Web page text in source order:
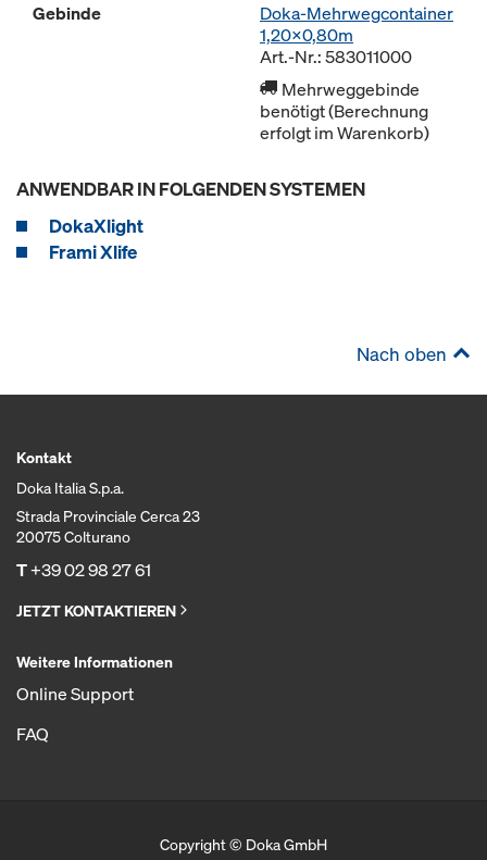
Gebinde
Doka-Mehrwegcontainer
1,20x0,80m
Art.-Nr.: 583011000
Mehrweggebinde
benötigt (Berechnung
erfolgt im Warenkorb)
ANWENDBAR IN FOLGENDEN SYSTEMEN
DokaXlight
Frami Xlife
Nach oben
Kontakt
Doka Italia S.p.a.
Strada Provinciale Cerca 23
20075 Colturano
T+39 02 98 27 61
JETZT KONTAKTIEREN
Weitere Informationen
Online Support
FAQ
Copyright © Doka GmbH